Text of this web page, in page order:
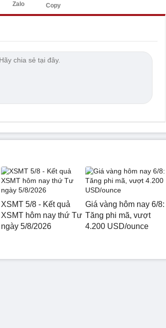
Zalo Copy
XSMT 5/8 - Kết quả
XSMT hôm nay thứ Tư
ngày 5/8/2026
Giá vàng hôm nay 6/8:
Tăng phi mã, vượt
4.200 USD/ounce